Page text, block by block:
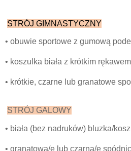
STRÓJ GIMNASTYCZNY
• obuwie sportowe z gumową
• koszulka biała z krótkim rękawem
• krótkie, czarne lub granatowe
STRÓJ GALOWY
• biała (bez nadruków) bluzka/
• granatowa/e lub czarna/e